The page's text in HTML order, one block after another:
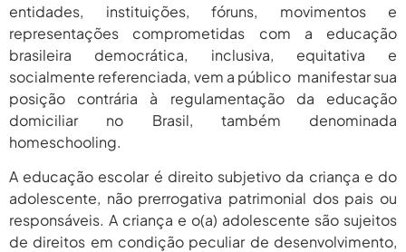
entidades, instituições, fóruns, movimentos e
representações comprometidas com a educação
brasileira democrática, inclusiva, equitativa e
socialmente referenciada, vem a público manifestar sua
posição contrária à regulamentação da educação
domiciliar no Brasil, também denominada
homeschooling.
A educação escolar é direito subjetivo da criança e do
adolescente, não prerrogativa patrimonial dos pais ou
responsáveis. A criança e o(a) adolescente são sujeitos
de direitos em condição peculiar de desenvolvimento,